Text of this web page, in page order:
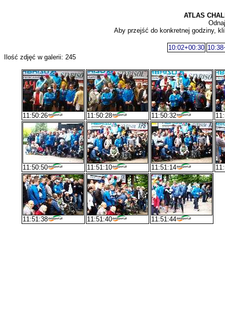
ATLAS
Aby przejść do konkretnej godziny,
10:02+00:30
Ilość zdjęć w galerii: 245
11:50:26 11:50:28 11:50:32
11:50:50 11:51:10 11:51:14
11:51:38 11:51:40 11:51:44